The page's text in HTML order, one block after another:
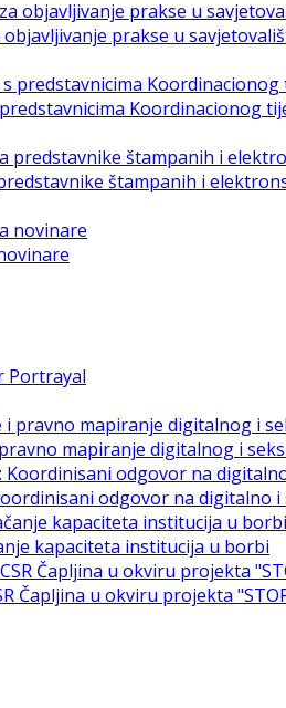
objavljivanje prakse u
Koordinacionog
štampanih i
Portrayal
mapiranje digitalnog i
odgovor na digitalno i
kapaciteta institucija u borbi
Čapljina u okviru projekta